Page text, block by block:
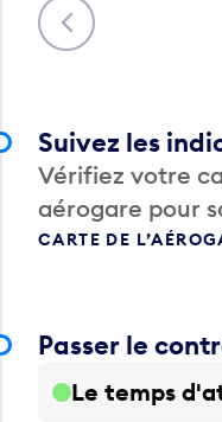
Précédent
Suivez les
Vérifiez votre
aérogare pour
CARTE DE
Passer le
Le temps